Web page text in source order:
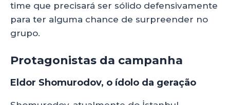
time que precisará ser sólido defensivamente
para ter alguma chance de surpreender no
grupo.
Protagonistas da campanha
Eldor Shomurodov, o ídolo da geração